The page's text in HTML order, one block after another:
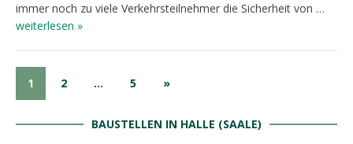
immer noch zu viele Verkehrsteilnehmer die Sicherheit von …
weiterlesen »
1 2 … 5 »
BAUSTELLEN IN HALLE (SAALE)